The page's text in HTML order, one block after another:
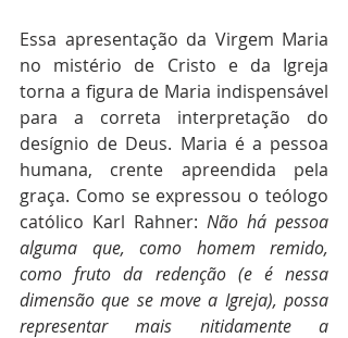
Essa apresentação da Virgem Maria
no mistério de Cristo e da Igreja
torna a figura de Maria indispensável
para a correta interpretação do
desígnio de Deus. Maria é a pessoa
humana, crente apreendida pela
graça. Como se expressou o teólogo
católico Karl Rahner: Não há pessoa
alguma que, como homem remido,
como fruto da redenção (e é nessa
dimensão que se move a Igreja), possa
representar mais nitidamente a